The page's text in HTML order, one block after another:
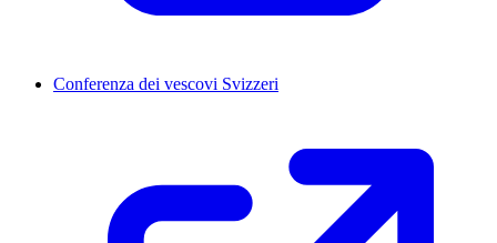
Conferenza dei vescovi Svizzeri